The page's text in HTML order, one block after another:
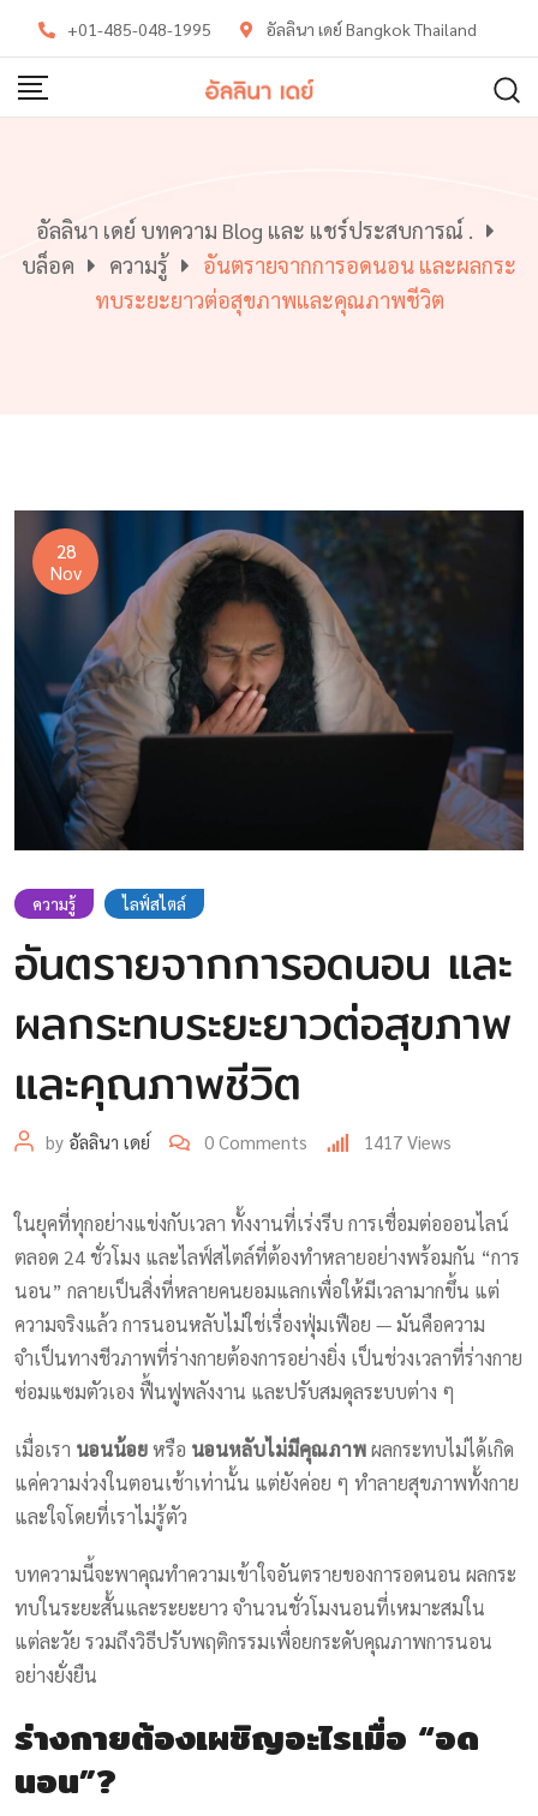
content
+01-485-048-1995 อัลลินา เดย์ Bangkok Thailand
อัลลินา เดย์ บทความ Blog และ แชร์ประสบการณ์ .
บล็อค
ความรู้
อันตรายจากการอดนอน และผลกระ
ทบระยะยาวต่อสุขภาพและคุณภาพชีวิต
28
Nov
ความรู้ ไลฟ์สไตล์
อันตรายจากการอดนอน และ
ผลกระทบระยะยาวต่อสุขภาพ
และคุณภาพชีวิต
by อัลลินา เดย์ 0 Comments 1417 Views
ในยุคที่ทุกอย่างแข่งกับเวลา ทั้งงานที่เร่งรีบ การเชื่อมต่อออนไลน์
ตลอด 24 ชั่วโมง และไลฟ์สไตล์ที่ต้องทำหลายอย่างพร้อมกัน “การ
นอน” กลายเป็นสิ่งที่หลายคนยอมแลกเพื่อให้มีเวลามากขึ้น แต่
ความจริงแล้ว การนอนหลับไม่ใช่เรื่องฟุ่มเฟือย — มันคือความ
จำเป็นทางชีวภาพที่ร่างกายต้องการอย่างยิ่ง เป็นช่วงเวลาที่ร่างกาย
ซ่อมแซมตัวเอง ฟื้นฟูพลังงาน และปรับสมดุลระบบต่าง ๆ
เมื่อเรา นอนน้อยหรือ นอนหลับไม่มีคุณภาพผลกระทบไม่ได้เกิด
แค่ความง่วงในตอนเช้าเท่านั้น แต่ยังค่อย ๆ ทำลายสุขภาพทั้งกาย
และใจโดยที่เราไม่รู้ตัว
บทความนี้จะพาคุณทำความเข้าใจอันตรายของการอดนอน ผลกระ
ทบในระยะสั้นและระยะยาว จำนวนชั่วโมงนอนที่เหมาะสมใน
แต่ละวัย รวมถึงวิธีปรับพฤติกรรมเพื่อยกระดับคุณภาพการนอน
อย่างยั่งยืน
ร่างกายต้องเผชิญอะไรเมื่อ “อด
นอน”?